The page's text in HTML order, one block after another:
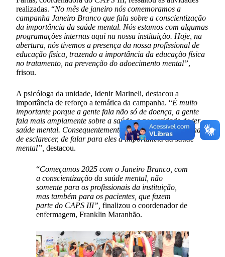
realizadas. “No mês de janeiro nós comemoramos a
campanha Janeiro Branco que fala sobre a conscientização
da importância da saúde mental. Nós estamos com algumas
programações internas aqui na nossa instituição. Hoje, na
abertura, nós tivemos a presença da nossa profissional de
educação física, trazendo a importância da educação física
no tratamento, na prevenção do adoecimento mental”,
frisou.
A psicóloga da unidade, Idenir Marineli, destacou a
importância de reforço a temática da campanha. “É muito
importante porque a gente fala não só de doença, a gente
fala mais amplamente sobre a saúde, a necessidade de ter
saúde mental. Consequentemente, ajuda muito essa rotina
de esclarecer, de falar para eles a importância da saúde
mental”, destacou.
“Começamos 2025 com o Janeiro Branco, com
a conscientização da saúde mental, não
somente para os profissionais da instituição,
mas também para os pacientes, que fazem
parte do CAPS III”, finalizou o coordenador de
enfermagem, Franklin Maranhão.